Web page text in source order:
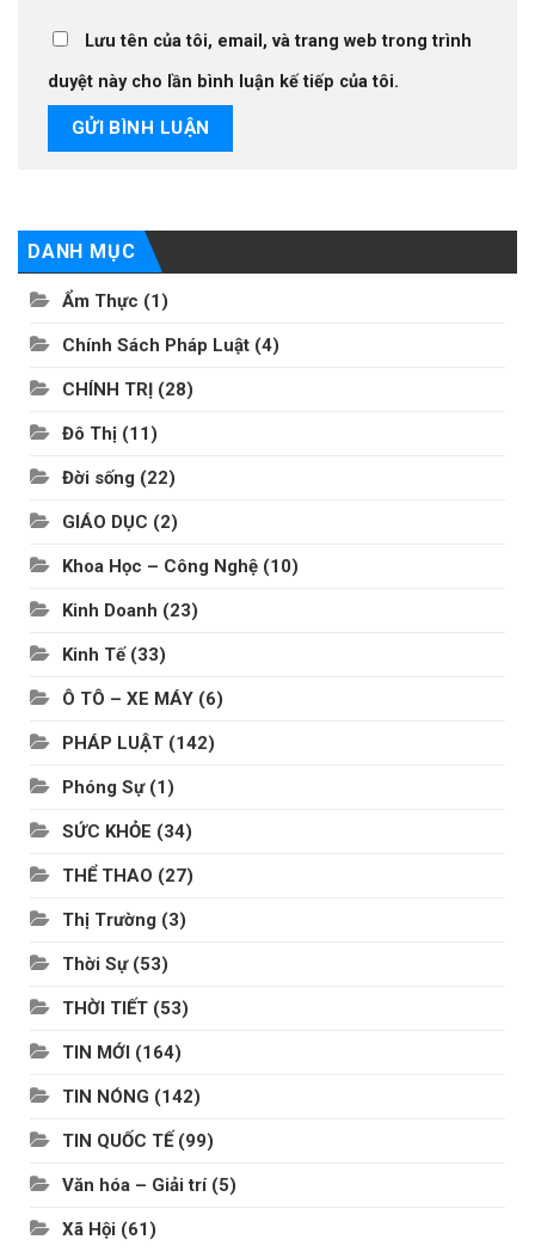
Lưu tên của tôi, email, và trang web trong trình
duyệt này cho lần bình luận kế tiếp của tôi.
DANH MỤC
Ẩm Thực (1)
Chính Sách Pháp Luật (4)
CHÍNH TRỊ (28)
Đô Thị (11)
Đời sống (22)
GIÁO DỤC (2)
Khoa Học – Công Nghệ (10)
Kinh Doanh (23)
Kinh Tế(33)
Ô TÔ – XE MÁY (6)
PHÁP LUẬT (142)
Phóng Sự(1)
SỨC KHỎE (34)
THỂ THAO (27)
Thị Trường (3)
Thời Sự(53)
THỜI TIẾT (53)
TIN MỚI (164)
TIN NÓNG (142)
TIN QUỐC TẾ (99)
Văn hóa – Giải trí(5)
Xã Hội (61)